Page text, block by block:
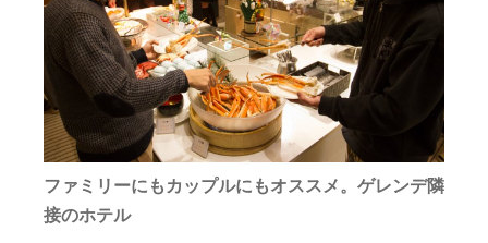
ファミリーにもカップルにもオススメ。ゲレンデ隣
接のホテル